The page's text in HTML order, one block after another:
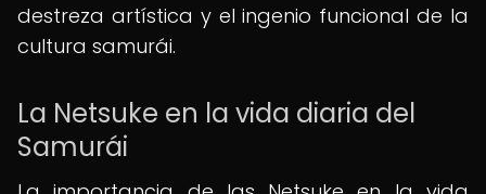
destreza artística y el ingenio funcional de la
cultura samurái.
La Netsuke en la vida diaria del
Samurái